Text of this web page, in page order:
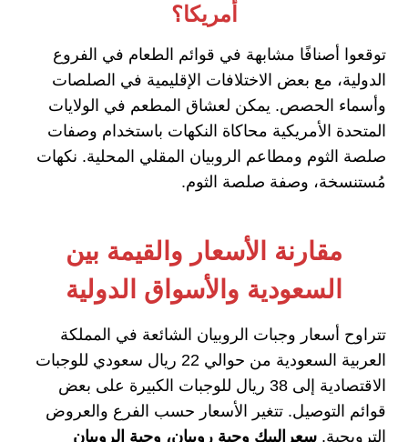
أمريكا؟
توقعوا أصنافًا مشابهة في قوائم الطعام في الفروع
الدولية، مع بعض الاختلافات الإقليمية في الصلصات
وأسماء الحصص. يمكن لعشاق المطعم في الولايات
المتحدة الأمريكية محاكاة النكهات باستخدام وصفات
صلصة الثوم ومطاعم الروبيان المقلي المحلية. نكهات
مُستنسخة، وصفة صلصة الثوم.
مقارنة الأسعار والقيمة بين
السعودية والأسواق الدولية
تتراوح أسعار وجبات الروبيان الشائعة في المملكة
العربية السعودية من حوالي 22 ريال سعودي للوجبات
الاقتصادية إلى 38 ريال للوجبات الكبيرة على بعض
قوائم التوصيل. تتغير الأسعار حسب الفرع والعروض
الترويجية. سعرالبيك وجبة روبيان، وجبة الروبيان